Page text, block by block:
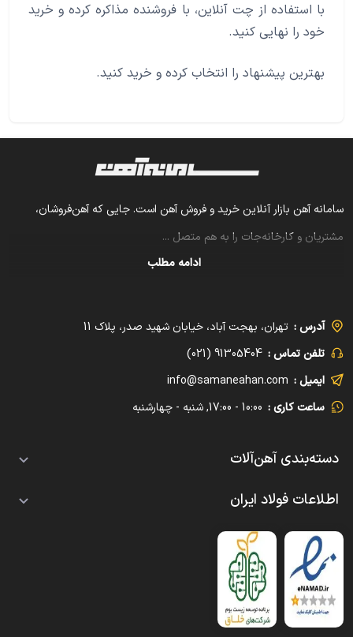
با استفاده از چت آنلاین، با فروشنده مذاکره کرده و خرید
خود را نهایی کنید.
بهترین پیشنهاد را انتخاب کرده و خرید کنید.
سامانه آهن بازار آنلاین خرید و فروش آهن است. جایی که آهن‌فروشان،
مشتریان و کارخانه‌جات را به هم متصل ...
ادامه مطلب
آدرس : تهران، بهجت آباد، خیابان شهید صدر، پلاک 11
تلفن تماس : 91305404 (021)
ایمیل : info@samaneahan.com
ساعت کاری : 10:00 - 17:00, شنبه - چهارشنبه
دسته‌بندی آهن‌آلات
قیمت هاش
میلگرد
قیمت آجدار
قیمت ساده
قوطی و پروفیل
قیمت معمولی
ناودانی
اطلاعات فولاد ایران
بلاگ
اتاق آهن‌فروشان
فروشندگان آهن آلات
تولیدکنندگان آهن آلات